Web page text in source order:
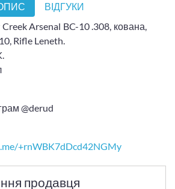
ВІДГУКИ
Arsenal BC-10 .308, кована,
Rifle Leneth.
@derud
+rnWBK7dDcd42NGMy
продавця